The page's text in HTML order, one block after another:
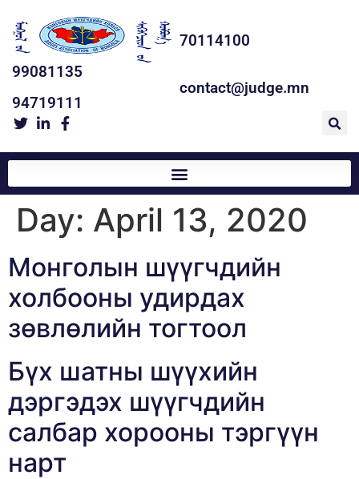
70114100
99081135
94719111
contact@judge.mn
Day: April 13, 2020
Монголын шүүгчдийн
холбооны удирдах
зөвлөлийн тогтоол
Бүх шатны шүүхийн
дэргэдэх шүүгчдийн
салбар хорооны тэргүүн
нарт